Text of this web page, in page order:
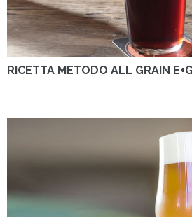
RICETTA METODO ALL GRAIN